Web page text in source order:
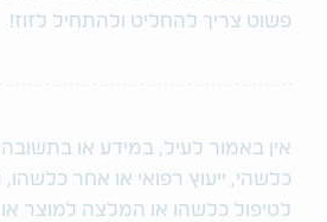
פשוט צריך להחליט ולהתחיל לזוז!
אין באמור לעיל, במידע או
כלשהי, ייעוץ רפואי או אחר
לטיפול כלשהו או המלצה למוצר